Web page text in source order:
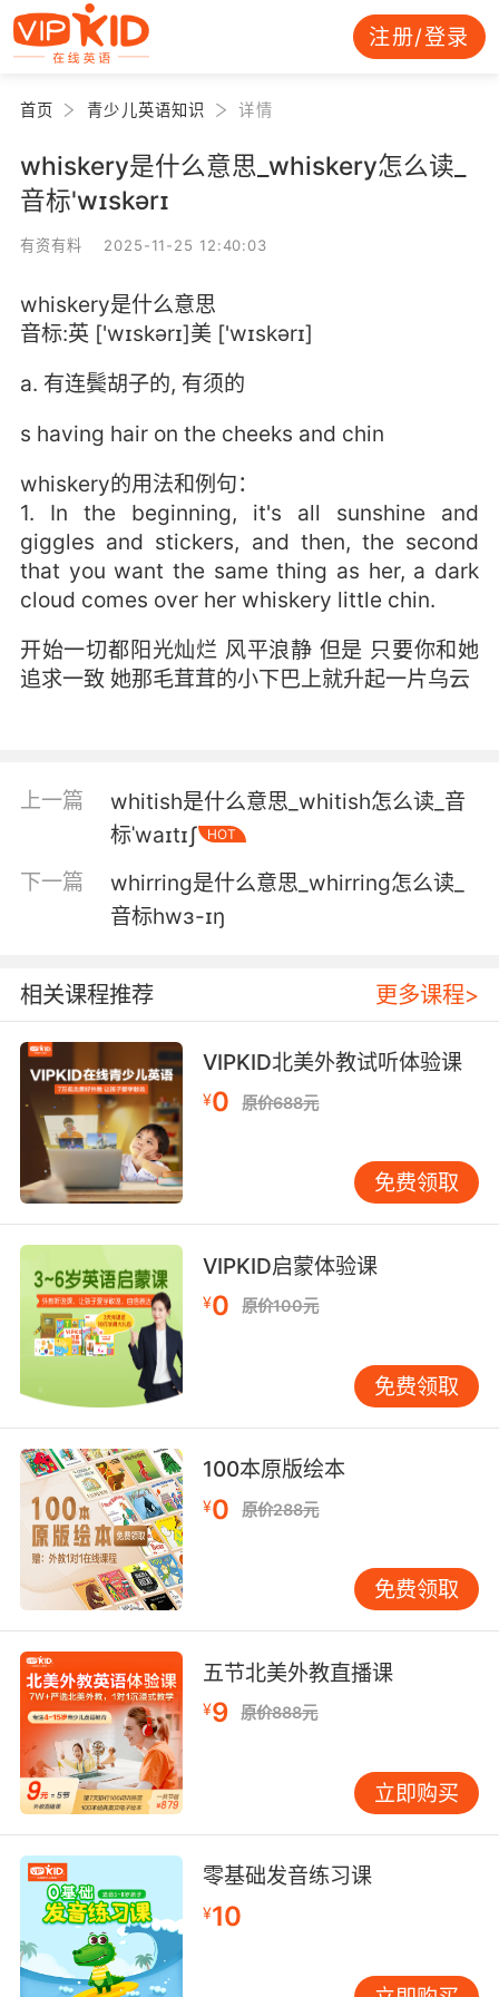
注册/登录
首页 青少儿英语知识 详情
whiskery是什么意思_whiskery怎么读_
音标'wɪskərɪ
有资有料 2025-11-25 12:40:03
whiskery是什么意思
音标:英 ['wɪskərɪ]美 ['wɪskərɪ]
a. 有连鬓胡子的, 有须的
s having hair on the cheeks and chin
whiskery的用法和例句：
1. In the beginning, it's all sunshine and
giggles and stickers, and then, the second
that you want the same thing as her, a dark
cloud comes over her whiskery little chin.
开始一切都阳光灿烂 风平浪静 但是 只要你和她
追求一致 她那毛茸茸的小下巴上就升起一片乌云
上一篇
whitish是什么意思_whitish怎么读_音
标ˈwaɪtɪʃ
HOT
下一篇
whirring是什么意思_whirring怎么读_
音标hwɜ-ɪŋ
相关课程推荐 更多课程>
VIPKID北美外教试听体验课
¥0 原价688元
免费领取
VIPKID启蒙体验课
¥0 原价100元
免费领取
100本原版绘本
¥0 原价288元
免费领取
五节北美外教直播课
¥9 原价888元
立即购买
零基础发音练习课
¥10